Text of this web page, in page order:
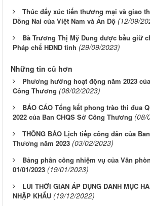
Thúc đẩy xúc tiến thương mại và giao
Đồng Nai của Việt Nam và Ấn Độ (12/09/
Bà Trương Thị Mỹ Dung được bầu giữ
Pháp chế HĐND tỉnh (29/09/2023)
Những tin cũ hơn
Phương hướng hoạt động năm 2023
Công Thương (08/02/2023)
BÁO CÁO Tổng kết phong trào thi đua
2022 của Ban CHQS Sở Công Thương (08/
THÔNG BÁO Lịch tiếp công dân của
Thương năm 2023 (03/02/2023)
Bảng phân công nhiệm vụ của Văn
01/01/2023 (19/01/2023)
LÙI THỜI GIAN ÁP DỤNG DANH MỤC
NHẬP KHẨU (19/12/2022)